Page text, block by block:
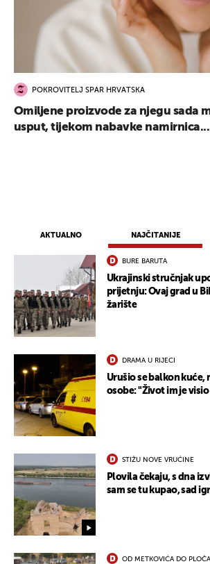
AKTUALNO NAJČITANIJE
BURE BARUTA
Ukrajinski stručnjak
prijetnju: Ovaj grad u
žarište
DRAMA U RIJECI
Urušio se balkon kuće,
osobe: "Život im je
STIŽU NOVE VRUĆINE
Plovila čekaju, s dna
sam se tu kupao, sad
OD METKOVIĆA DO PLOČA
POKROVITELJ SPAR HRVATSKA
Omiljene proizvode za njegu sada
usput, tijekom nabavke namirnica...
UKLJUČITE